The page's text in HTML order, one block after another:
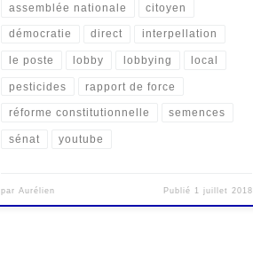
assemblée nationale citoyen
démocratie direct interpellation
le poste lobby lobbying local
pesticides rapport de force
réforme constitutionnelle semences
sénat youtube
parAurélien Publié 1 juillet 2018